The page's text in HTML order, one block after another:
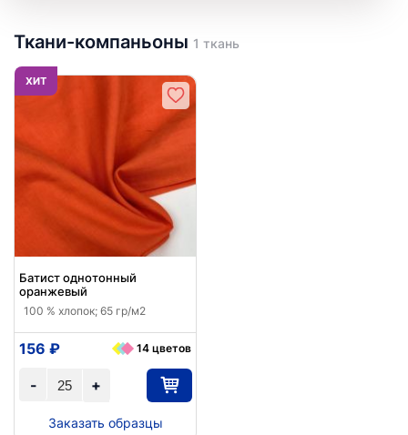
Ткани-компаньоны 1 ткань
ХИТ
Батист однотонный
оранжевый
100 % хлопок; 65 гр/м2
+
-
156 ₽ 14 цветов
Заказать образцы